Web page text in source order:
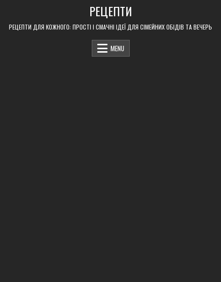
content
РЕЦЕПТИ
РЕЦЕПТИ ДЛЯ КОЖНОГО: ПРОСТІ І СМАЧНІ ІДЕЇ ДЛЯ СІМЕЙНИХ ОБІДІВ ТА ВЕЧЕРЬ
MENU